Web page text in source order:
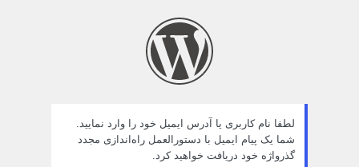
لطفا نام کاربری یا آدرس ایمیل خود را وارد نمایید.
شما یک پیام ایمیل با دستورالعمل راه‌اندازی مجدد
گذرواژه خود دریافت خواهید کرد.